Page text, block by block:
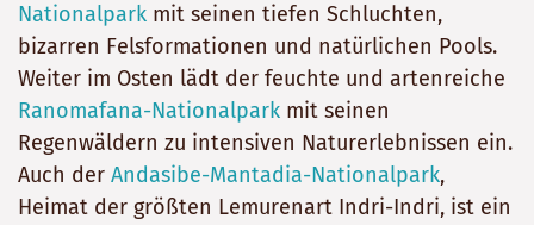
Nationalparkmit seinen tiefen Schluchten,
bizarren Felsformationen und natürlichen Pools.
Weiter im Osten lädt der feuchte und artenreiche
Ranomafana-Nationalparkmit seinen
Regenwäldern zu intensiven Naturerlebnissen ein.
Auch der Andasibe-Mantadia-Nationalpark,
Heimat der größten Lemurenart Indri-Indri, ist ein